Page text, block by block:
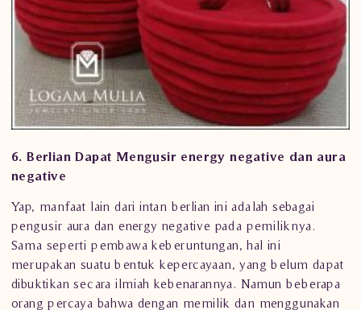
6. Berlian Dapat Mengusir energy negative dan aura
negative
Yap, manfaat lain dariintan berlian ini adalah sebagai
pengusir aura dan energy negative pada pemiliknya.
Sama seperti pembawa keberuntungan, hal ini
merupakan suatu bentuk kepercayaan, yang belum dapat
dibuktikan secara ilmiah kebenarannya. Namun beberapa
orang percaya bahwa dengan memilik dan menggunakan